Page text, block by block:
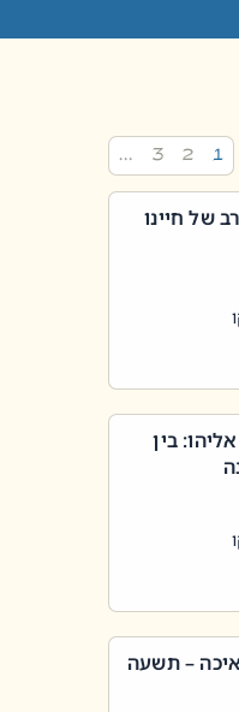
1
2
3
…
של חיינו
בין
– תשעה